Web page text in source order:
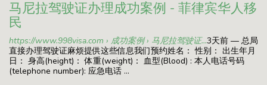
马尼拉驾驶证办理成功案例 - 菲律宾华人移
民
https://www.998visa.com › 成功案例 › 马尼拉驾驶证...3天前 — 总局
直接办理驾驶证麻烦提供这些信息我们预约姓名： 性别： 出生年月
日： 身高(height)： 体重(weight)： 血型(Blood) : 本人电话号码
(telephone number): 应急电话 ...